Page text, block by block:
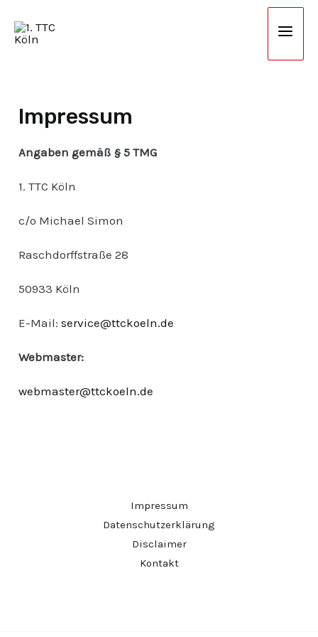
Inhalt
Main
Impressum
Angaben gemäß § 5 TMG
1. TTC Köln
c/o Michael Simon
Raschdorffstraße 28
50933 Köln
E-Mail:service@ttckoeln.de
Webmaster:
webmaster@ttckoeln.de
Impressum
Datenschutzerklärung
Disclaimer
Kontakt